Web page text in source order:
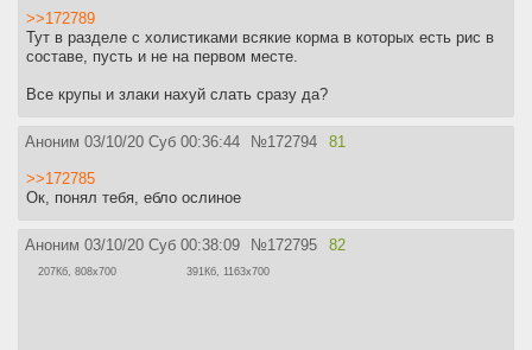
>>172789
Тут в разделе с холистиками всякие корма в которых есть рис в
составе, пусть и не на первом месте.
Все крупы и злаки нахуй слать сразу да?
Аноним 03/10/20 Суб 00:36:44 №172794 81
>>172785
Ок, понял тебя, ебло ослиное
Аноним 03/10/20 Суб 00:38:09 №172795 82
207Кб, 808x700 391Кб, 1163x700